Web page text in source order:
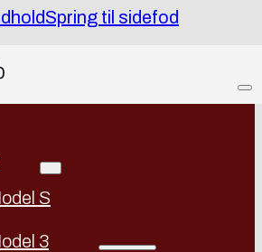
Spring til sidefod
S
3